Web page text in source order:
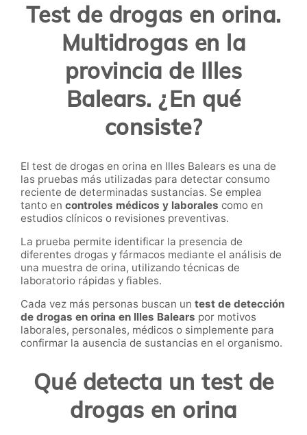
Test de drogas en orina.
Multidrogas en la
provincia de Illes
Balears. ¿En qué
consiste?
El test de drogas en orina en Illes Balears es una de
las pruebas más utilizadas para detectar consumo
reciente de determinadas sustancias. Se emplea
tanto en controles médicos y laborales como en
estudios clínicos o revisiones preventivas.
La prueba permite identificar la presencia de
diferentes drogas y fármacos mediante el análisis de
una muestra de orina, utilizando técnicas de
laboratorio rápidas y fiables.
Cada vez más personas buscan un test de detección
de drogas en orina en Illes Balears por motivos
laborales, personales, médicos o simplemente para
confirmar la ausencia de sustancias en el organismo.
Qué detecta un test de
drogas en orina